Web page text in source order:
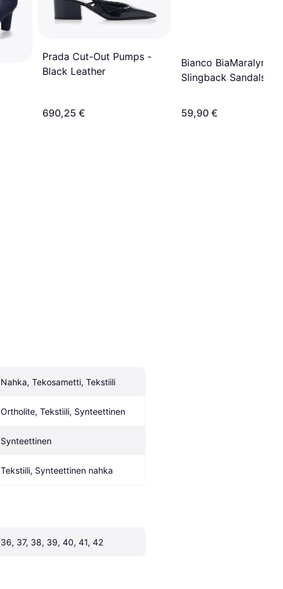
Prada Cut-Out Pumps -
Black Leather
690,25 €
Bianco BiaMaralyn
Slingback Sandals -
59,90 €
Nahka, Tekosametti, Tekstiili
Ortholite, Tekstiili, Synteettinen
Synteettinen
Tekstiili, Synteettinen nahka
36, 37, 38, 39, 40, 41, 42